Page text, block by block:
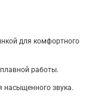
для комфортного
работы.
насыщенного звука.